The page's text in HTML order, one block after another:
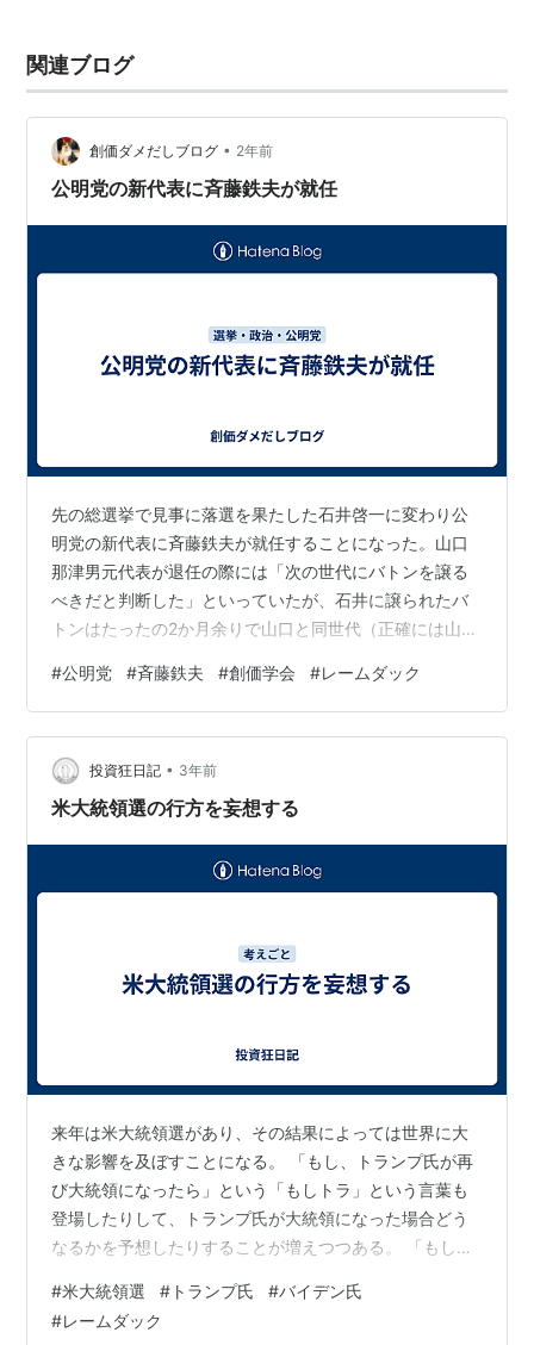
関連ブログ
創価ダメだしブログ • 2年前
公明党の新代表に斉藤鉄夫が就任
先の総選挙で見事に落選を果たした石井啓一に変わり公
明党の新代表に斉藤鉄夫が就任することになった。山口
那津男元代表が退任の際には「次の世代にバトンを譲る
べきだと判断した」といっていたが、石井に譲られたバ
トンはたったの2か月余りで山口と同世代（正確には山口
こんなことなら山口がそのまま続投で良かっただろ！と
世間では笑い物になっている。まぁ代表を辞めたかった
山口としては絶妙のタイミングで辞めることができて喜
んでいるだろう。斉藤鉄夫のことは良く知らないという
創価学会員も多いと思うのでざっと斉藤について過去の
#公明党 #斉藤鉄夫 #創価学会 #レームダック
投資狂日記 • 3年前
米大統領選の行方を妄想する
来年は米大統領選があり、その結果によっては世界に大
きな影響を及ぼすことになる。 「もし、トランプ氏が再
び大統領になったら」という「もしトラ」という言葉も
登場したりして、トランプ氏が大統領になった場合どう
なるかを予想したりすることが増えつつある。 「もしト
だと思われているからでもある。バイデン氏は再選を目
指しているが、支持率は低迷したままだ。 でも本当にト
#米大統領選 # トランプ氏 #バイデン氏
#レームダック